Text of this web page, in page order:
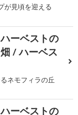
が見頃を迎える
ーベストの
/ ハーベス
ネモフィラの丘
ハーベストの